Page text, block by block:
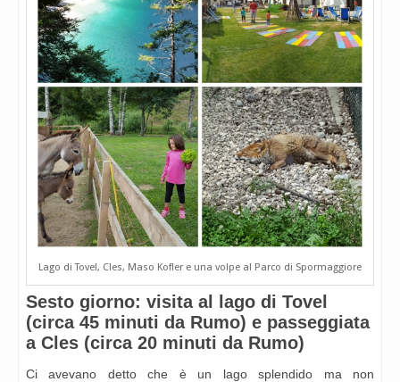
Lago di Tovel, Cles, Maso Kofler e una volpe al Parco di Spormaggiore
Sesto giorno: visita al lago di Tovel
(circa 45 minuti da Rumo) e passeggiata
a Cles (circa 20 minuti da Rumo)
Ci avevano detto che è un lago splendido ma non